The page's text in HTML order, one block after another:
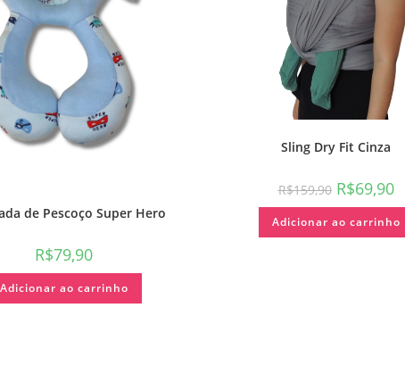
de Pescoço Super Hero
R$79,90
Adicionar ao carrinho
Sling Dry Fit Cinza
R$159,90 R$69,90
Adicionar ao carrinho